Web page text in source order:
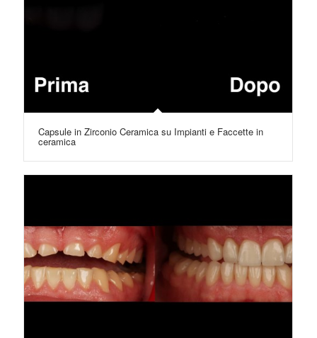
Capsule in Zirconio Ceramica su Impianti e Faccette in
ceramica